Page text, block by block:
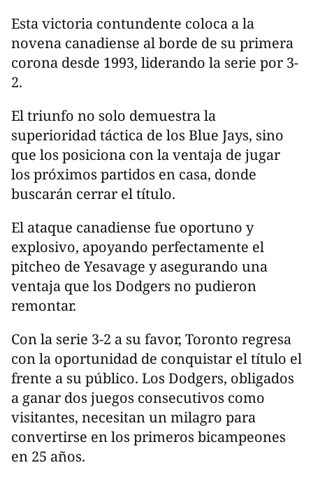
Esta victoria contundente coloca a la
novena canadiense al borde de su primera
corona desde 1993, liderando la serie por 3-
2.
El triunfo no solo demuestra la
superioridad táctica de los Blue Jays, sino
que los posiciona con la ventaja de jugar
los próximos partidos en casa, donde
buscarán cerrar el título.
El ataque canadiense fue oportuno y
explosivo, apoyando perfectamente el
pitcheo de Yesavage y asegurando una
ventaja que los Dodgers no pudieron
remontar.
Con la serie 3-2 a su favor, Toronto regresa
con la oportunidad de conquistar el título el
frente a su público. Los Dodgers, obligados
a ganar dos juegos consecutivos como
visitantes, necesitan un milagro para
convertirse en los primeros bicampeones
en 25 años.